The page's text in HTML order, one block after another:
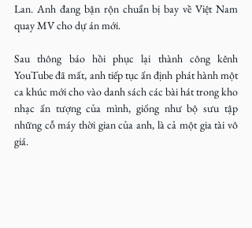
Lan. Anh đang bận rộn chuẩn bị bay về Việt Nam
quay MV cho dự án mới.
Sau thông báo hồi phục lại thành công kênh
YouTube đã mất, anh tiếp tục ấn định phát hành một
ca khúc mới cho vào danh sách các bài hát trong kho
nhạc ấn tượng của mình, giống như bộ sưu tập
những cỗ máy thời gian của anh, là cả một gia tài vô
giá.